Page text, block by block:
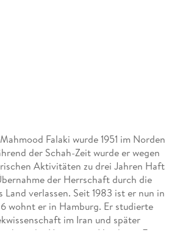
Falaki wurde 1951 im Norden
der Schah-Zeit wurde er wegen
Aktivitäten zu drei Jahren Haft
der Herrschaft durch die
Land verlassen. Seit 1983 ist er nun in
wohnt er in Hamburg. Er studierte
im Iran und später
an der Universität Hamburg. Er